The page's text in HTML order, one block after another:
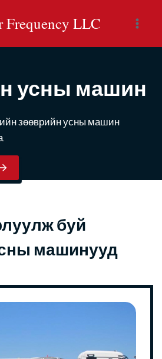
Frequency LLC
усны машин
зөөврийн усны машин
буй
машинууд